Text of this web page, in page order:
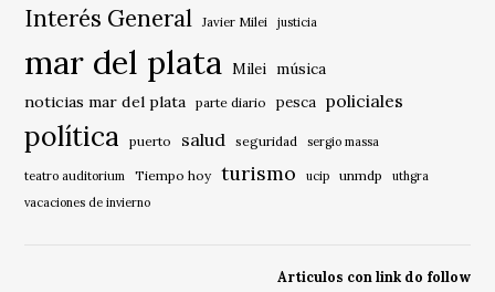
Interés General Javier Milei justicia
mar del plata Milei música
noticias mar del plata
parte diario pesca policiales
política puerto salud seguridad sergio massa
teatro auditorium Tiempo hoy turismo ucip unmdp
uthgra
vacaciones de invierno
Articulos con link do follow